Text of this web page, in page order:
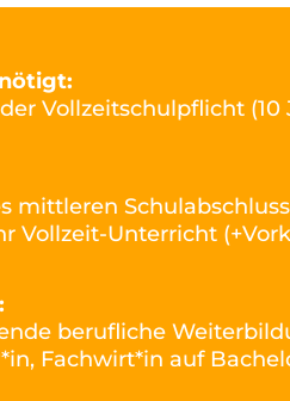
Vollzeitschulpflicht (10
mittleren
Vollzeit-Unterricht
berufliche
Fachwirt*in auf